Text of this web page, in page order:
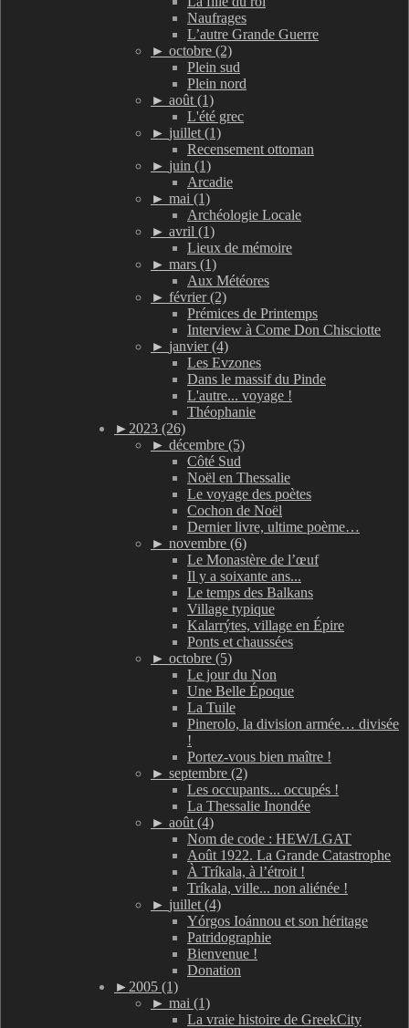
Naufrages
L’autre Grande Guerre
► octobre (2)
Plein sud
Plein nord
► août (1)
L'été grec
► juillet (1)
Recensement ottoman
► juin (1)
Arcadie
► mai (1)
Archéologie Locale
► avril (1)
Lieux de mémoire
► mars (1)
Aux Météores
► février (2)
Prémices de Printemps
Interview à Come Don Chisciotte
► janvier (4)
Les Evzones
Dans le massif du Pinde
L'autre... voyage !
Théophanie
► 2023 (26)
► décembre (5)
Côté Sud
Noël en Thessalie
Le voyage des poètes
Cochon de Noël
Dernier livre, ultime poème…
► novembre (6)
Le Monastère de l’œuf
Il y a soixante ans...
Le temps des Balkans
Village typique
Kalarrýtes, village en Épire
Ponts et chaussées
► octobre (5)
Le jour du Non
Une Belle Époque
La Tuile
Pinerolo, la division armée… divisée
!
Portez-vous bien maître !
► septembre (2)
Les occupants... occupés !
La Thessalie Inondée
► août (4)
Nom de code : HEW/LGAT
Août 1922. La Grande Catastrophe
À Tríkala, à l’étroit !
Tríkala, ville... non aliénée !
► juillet (4)
Yórgos Ioánnou et son héritage
Patridographie
Bienvenue !
Donation
► 2005 (1)
► mai (1)
La vraie histoire de GreekCity